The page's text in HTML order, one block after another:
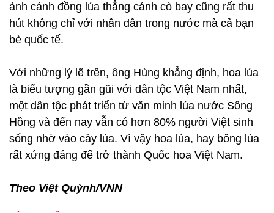
ảnh cánh đồng lúa thẳng cánh cò bay cũng rất thu
hút không chỉ với nhân dân trong nước mà cả bạn
bè quốc tế.
Với những lý lẽ trên, ông Hùng khẳng định, hoa lúa
là biểu tượng gần gũi với dân tộc Việt Nam nhất,
một dân tộc phát triển từ văn minh lúa nước Sông
Hồng và đến nay vẫn có hơn 80% người Việt sinh
sống nhờ vào cây lúa. Vì vậy hoa lúa, hay bông lúa
rất xứng đáng để trở thành Quốc hoa Việt Nam.
Theo Việt Quỳnh/VNN